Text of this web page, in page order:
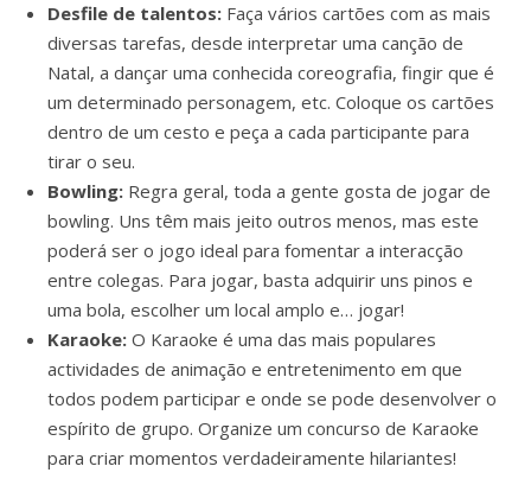
Desfile de talentos: Faça vários cartões com as mais
diversas tarefas, desde interpretar uma canção de
Natal, a dançar uma conhecida coreografia, fingir que é
um determinado personagem, etc. Coloque os cartões
dentro de um cesto e peça a cada participante para
tirar o seu.
Bowling: Regra geral, toda a gente gosta de jogar de
bowling. Uns têm mais jeito outros menos, mas este
poderá ser o jogo ideal para fomentar a interacção
entre colegas. Para jogar, basta adquirir uns pinos e
uma bola, escolher um local amplo e… jogar!
Karaoke: O Karaoke é uma das mais populares
actividades de animação e entretenimento em que
todos podem participar e onde se pode desenvolver o
espírito de grupo. Organize um concurso de Karaoke
para criar momentos verdadeiramente hilariantes!